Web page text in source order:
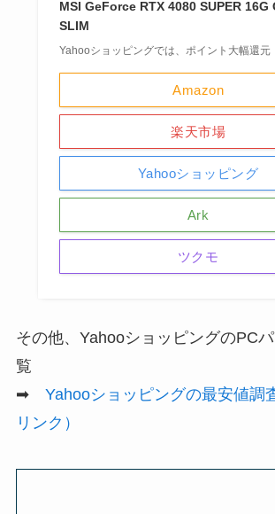
MSI GeForce RTX 4080 SUPER 16G
SLIM
Yahooショッピングでは、ポイント大幅還元
Amazon
楽天市場
Yahooショッピング
Ark
ツクモ
その他、YahooショッピングのPC
覧
➡ Yahooショッピングの最安値調
リンク）